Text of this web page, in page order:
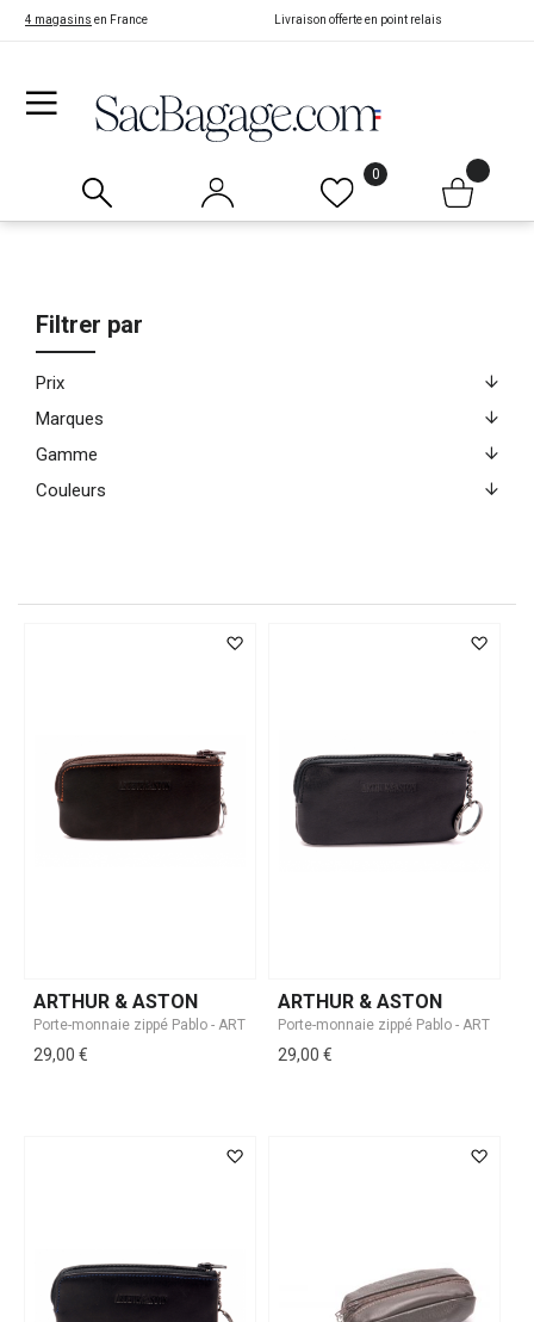
4 magasins en France Livraison offerte en point relais
0
ARTHUR & ASTON
29,00 €
ARTHUR & ASTON
29,00 €
Filtrer par
Prix
Marques
Gamme
Couleurs